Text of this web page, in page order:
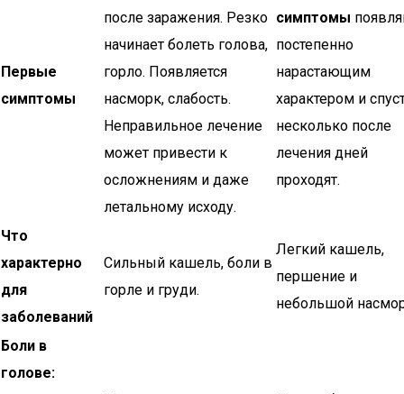
Первые
симптомы
после заражения. Резко
начинает болеть голова,
горло. Появляется
насморк, слабость.
Неправильное лечение
может привести к
осложнениям и даже
летальному исходу.
симптомы
постепенно
нарастающим
характером и
несколько после
лечения дней
проходят.
Что
характерно
для
заболеваний
Сильный кашель, боли в
горле и груди.
Легкий кашель,
першение и
небольшой
Боли в
голове: